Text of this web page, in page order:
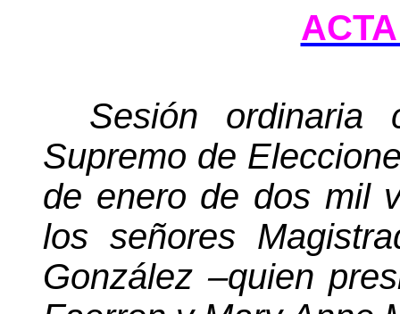
Sesión ordinaria
Supremo de
de enero de dos mil
los señores
González –quien